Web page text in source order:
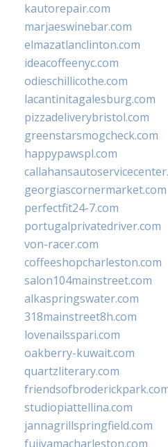
kautorepair.com
marjaeswinebar.com
elmazatlanclinton.com
ideacoffeenyc.com
odieschillicothe.com
lacantinitagalesburg.com
pizzadeliverybristol.com
greenstarsmogcheck.com
happypawspl.com
georgiascornermarket.com
perfectfit24-7.com
portugalprivatedriver.com
von-racer.com
coffeeshopcharleston.com
salon104mainstreet.com
alkaspringswater.com
318mainstreet8h.com
lovenailsspari.com
oakberry-kuwait.com
quartzliterary.com
studiopiattellina.com
jannagrillspringfield.com
fujiyamacharleston.com